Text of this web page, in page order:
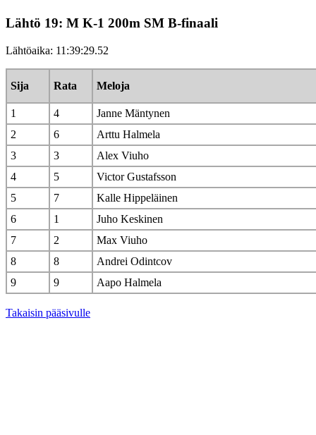
Lähtö 19: M K-1 200m SM B-finaali
Lähtöaika: 11:39:29.52
Sija Rata Meloja
1 4
Janne Mäntynen
2
6
Arttu Halmela
3
3
Alex Viuho
4
5
Victor Gustafsson
5
7
Kalle Hippeläinen
6
1
Juho Keskinen
7
2
Max Viuho
8
8
Andrei Odintcov
9
9 Aapo Halmela
Takaisin pääsivulle